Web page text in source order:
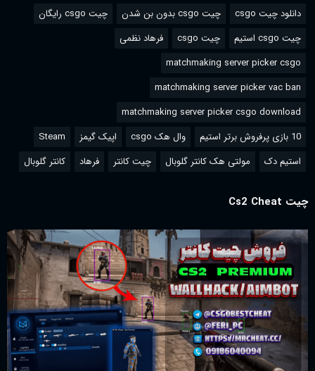
دانلود چیت csgo چیت csgo بدون بن شدن
چیت csgo رایگان
چیت csgo استیم
چیت csgo
فرهاد نظمی
matchmaking server picker csgo
matchmaking server picker vac ban
matchmaking server picker csgo download
10 بازی پرفروش برتر استیم
وال هک csgo اپیک گیمز
Steam
استیم دک
مولتی هک کانتر گلوبال چیت کانتر فرهاد کانتر گلوبال
چیت Cs2 Cheat